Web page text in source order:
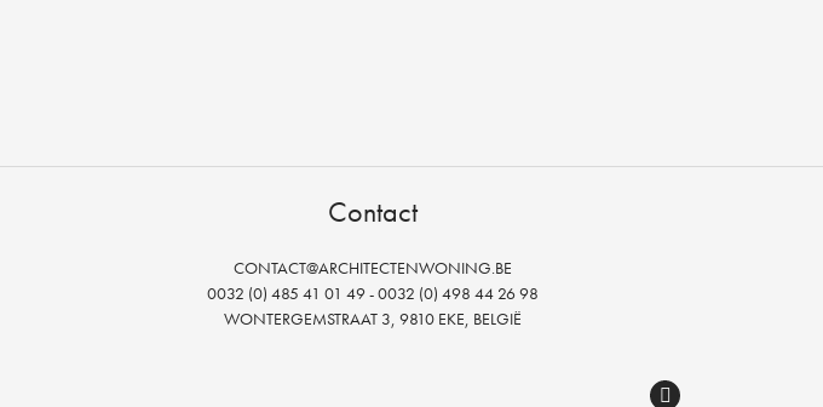
Contact
CONTACT@ARCHITECTENWONING.BE
0032 (0) 485 41 01 49 - 0032 (0) 498 44 26 98
WONTERGEMSTRAAT 3, 9810 EKE, BELGIË